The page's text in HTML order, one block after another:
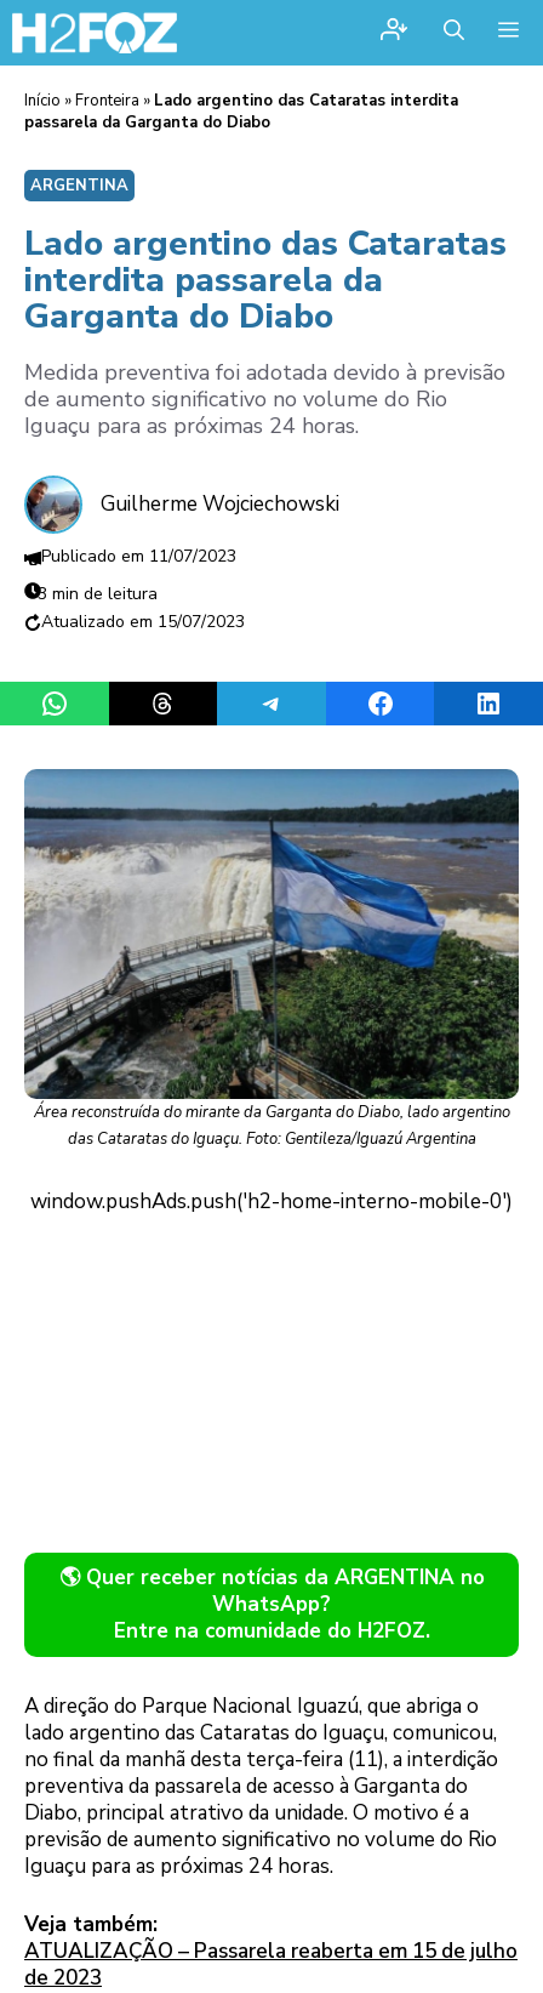
Início »Fronteira » Lado argentino das Cataratas interdita
passarela da Garganta do Diabo
ARGENTINA
Lado argentino das Cataratas
interdita passarela da
Garganta do Diabo
Medida preventiva foi adotada devido à previsão
de aumento significativo no volume do Rio
Iguaçu para as próximas 24 horas.
Guilherme Wojciechowski
11/07/2023
3 min de leitura
15/07/2023
Share on WhatsAppShare on ThreadsShare on TelegramShare on Facebook
Área reconstruída do mirante da Garganta do Diabo, lado argentino
das Cataratas do Iguaçu. Foto: Gentileza/Iguazú Argentina
🌎 Quer receber notícias da ARGENTINA no
WhatsApp?
Entre na comunidade do H2FOZ.
A direção do Parque Nacional Iguazú, que abriga o
lado argentino das Cataratas do Iguaçu, comunicou,
no final da manhã desta terça-feira (11), a interdição
preventiva da passarela de acesso à Garganta do
Diabo, principal atrativo da unidade. O motivo é a
previsão de aumento significativo no volume do Rio
Iguaçu para as próximas 24 horas.
Veja também:
ATUALIZAÇÃO – Passarela reaberta em 15 de julho
de 2023